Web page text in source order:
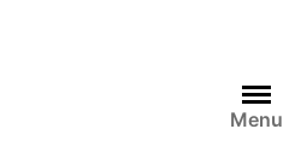
Menu